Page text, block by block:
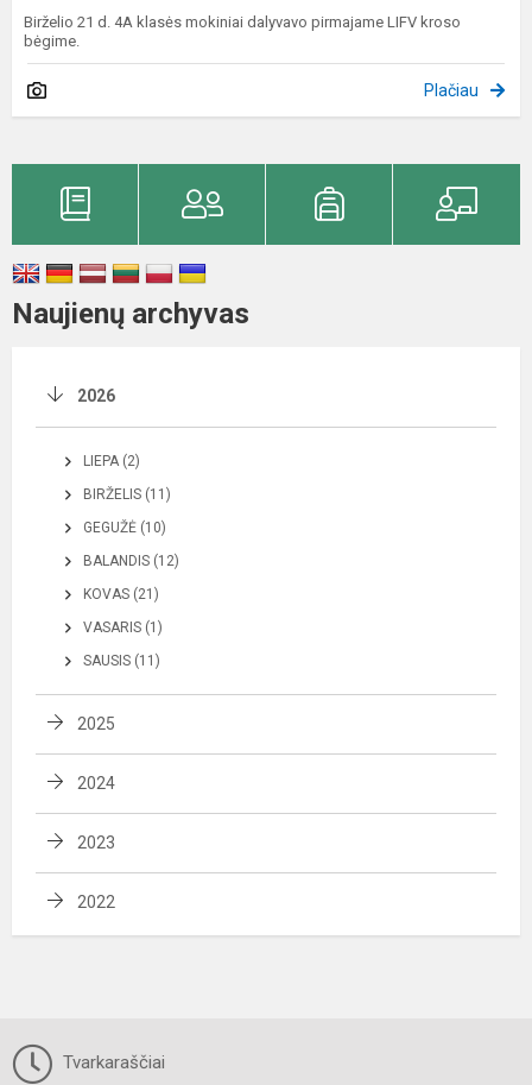
Birželio 21 d. 4A klasės mokiniai dalyvavo pirmajame LIFV kroso
bėgime.
Plačiau
Naujienų archyvas
2026
LIEPA (2)
BIRŽELIS (11)
GEGUŽĖ (10)
BALANDIS (12)
KOVAS (21)
VASARIS (1)
SAUSIS (11)
2025
2024
2023
2022
Tvarkaraščiai